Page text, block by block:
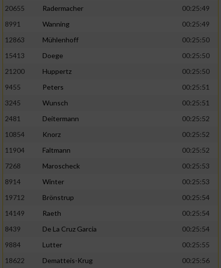
20655
Radermacher
00:25:49
8991
Wanning
00:25:49
12863
Mühlenhoff
00:25:50
15413
Doege
00:25:50
21200
Huppertz
00:25:50
9455
Peters
00:25:51
3245
Wunsch
00:25:51
2481
Deitermann
00:25:52
10854
Knorz
00:25:52
11904
Faltmann
00:25:52
7268
Maroscheck
00:25:53
8914
Winter
00:25:53
19712
Brönstrup
00:25:54
14149
Raeth
00:25:54
8439
De La Cruz Garcia
00:25:54
9884
Lutter
00:25:55
18622
Dematteis-Krug
00:25:56
Partnerliste anzeigen (1 IAB-Anbieter)
Wir nutzen Ihre Daten für folgende Zwecke:
Speichern von oder Zugriff auf Informationen
auf einem Endgerät
von Werbeanzeigen
Werbung
personalisierter Werbung
von Inhalten
personalisierter Inhalte